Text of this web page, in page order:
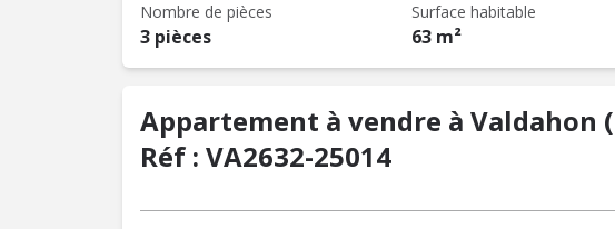
Nombre de pièces
3 pièces
Surface habitable
63 m²
Appartement à vendre à Valdahon
Réf : VA2632-25014